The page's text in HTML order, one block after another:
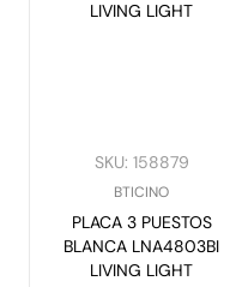
SKU: 158879
BTICINO
PLACA 3 PUESTOS
BLANCA LNA4803BI
LIVING LIGHT